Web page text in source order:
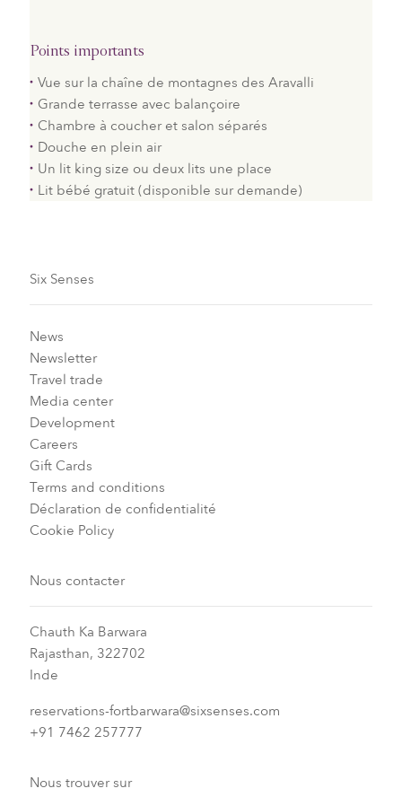
Points importants
Vue sur la chaîne de montagnes des Aravalli
Grande terrasse avec balançoire
Chambre à coucher et salon séparés
Douche en plein air
Un lit king size ou deux lits une place
Lit bébé gratuit (disponible sur demande)
Six Senses
News
Newsletter
Travel trade
Media center
Development
Careers
Gift Cards
Terms and conditions
Déclaration de confidentialité
Cookie Policy
Nous contacter
Chauth Ka Barwara
Rajasthan, 322702
Inde
reservations-fortbarwara@sixsenses.com
+91 7462 257777
Nous trouver sur